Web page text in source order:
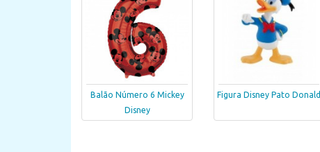
Balão Número 6 Mickey
Disney
Figura Disney Pato Donald